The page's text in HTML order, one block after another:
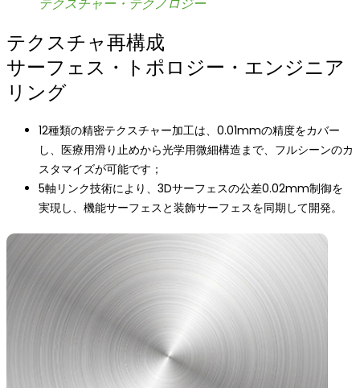
テクスチャ再構成
サーフェス・トポロジー・エンジニア
リング
12種類の精密テクスチャー加工は、0.01mmの精度をカバー
し、医療用滑り止めから光学用微細構造まで、フルシーンのカ
スタマイズが可能です；
5軸リンク技術により、3Dサーフェスの公差0.02mm制御を
実現し、機能サーフェスと装飾サーフェスを同期して開発。